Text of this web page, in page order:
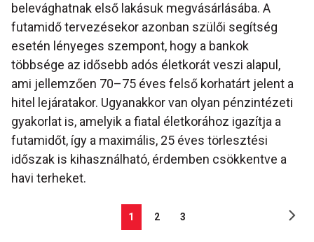
belevághatnak első lakásuk megvásárlásába. A
futamidő tervezésekor azonban szülői segítség
esetén lényeges szempont, hogy a bankok
többsége az idősebb adós életkorát veszi alapul,
ami jellemzően 70–75 éves felső korhatárt jelent a
hitel lejáratakor. Ugyanakkor van olyan pénzintézeti
gyakorlat is, amelyik a fiatal életkorához igazítja a
futamidőt, így a maximális, 25 éves törlesztési
időszak is kihasználható, érdemben csökkentve a
havi terheket.
1 2 3